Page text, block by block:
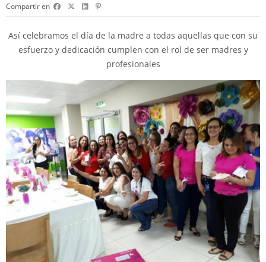
Compartir en
Así celebramos el día de la madre a todas aquellas que con su
esfuerzo y dedicación cumplen con el rol de ser madres y
profesionales